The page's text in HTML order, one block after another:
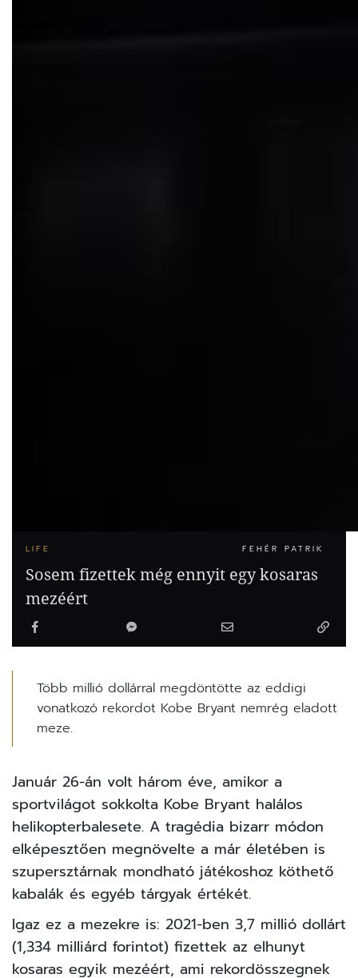
LIFE FEHÉR PATRIK
Sosem fizettek még ennyit egy kosaras
mezéért
Több millió dollárral megdöntötte az eddigi
vonatkozó rekordot Kobe Bryant nemrég eladott
meze.
Január 26-án volt három éve, amikor a
sportvilágot sokkolta Kobe Bryant halálos
helikopterbalesete. A tragédia bizarr módon
elképesztően megnövelte a már életében is
szupersztárnak mondható játékoshoz köthető
kabalák és egyéb tárgyak értékét.
Igaz ez a mezekre is: 2021-ben 3,7 millió dollárt
(1,334 milliárd forintot) fizettek az elhunyt
kosaras egyik mezéért, ami rekordösszegnek